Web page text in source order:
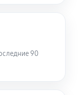
LG GA-90